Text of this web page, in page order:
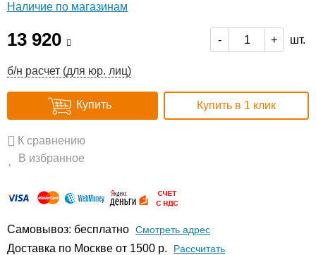
Наличие по магазинам
13 920 - + шт.
б/н расчет (для юр. лиц)
Купить Купить в 1 клик
К сравнению
В избранное
Самовывоз: бесплатно Смотреть адрес
Доставка по Москве от 1500 р. Расcчитать